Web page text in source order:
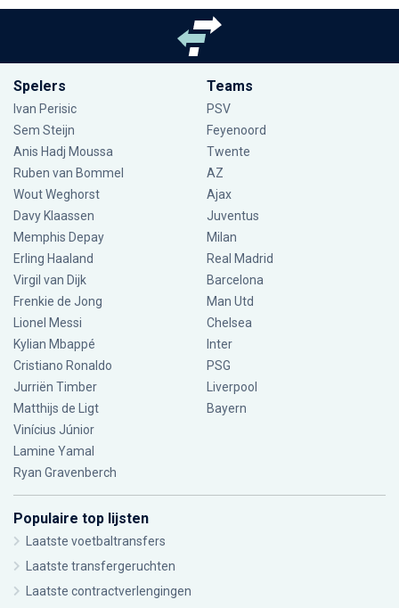
Spelers
Ivan Perisic
Sem Steijn
Anis Hadj Moussa
Ruben van Bommel
Wout Weghorst
Davy Klaassen
Memphis Depay
Erling Haaland
Virgil van Dijk
Frenkie de Jong
Lionel Messi
Kylian Mbappé
Cristiano Ronaldo
Jurriën Timber
Matthijs de Ligt
Vinícius Júnior
Lamine Yamal
Ryan Gravenberch
Teams
PSV
Feyenoord
Twente
AZ
Ajax
Juventus
Milan
Real Madrid
Barcelona
Man Utd
Chelsea
Inter
PSG
Liverpool
Bayern
Populaire top lijsten
Laatste voetbaltransfers
Laatste transfergeruchten
Laatste contractverlengingen